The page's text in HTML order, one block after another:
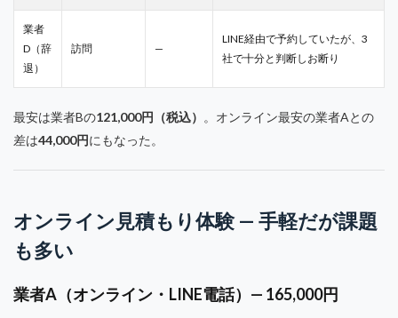
業者
D（辞
退）
訪問 —
LINE経由で予約していたが、3
社で十分と判断しお断り
最安は業者Bの121,000円（税込） 。オンライン最安の業者Aとの
差は44,000円にもなった。
オンライン見積もり体験 — 手軽だが課題
も多い
業者A（オンライン・LINE電話）— 165,000円